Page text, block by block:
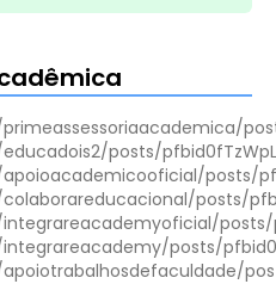
posts/
posts/
posts/
posts/
posts/